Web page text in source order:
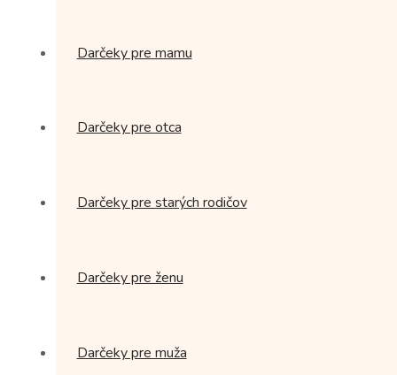
Darčeky pre mamu
Darčeky pre otca
Darčeky pre starých rodičov
Darčeky pre ženu
Darčeky pre muža